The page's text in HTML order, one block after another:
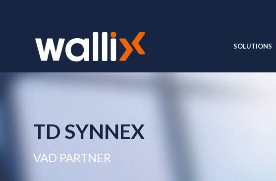
SOLUTIONS
TD SYNNEX
VAD PARTNER